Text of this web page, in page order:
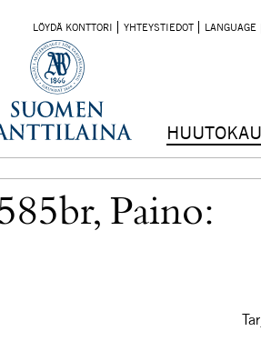
LÖYDÄ KONTTORI YHTEYSTIEDOT LANGUAGE
Paino: